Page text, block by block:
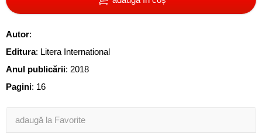
Autor:
Editura: Litera International
Anul publicării: 2018
Pagini: 16
adaugă la Favorite